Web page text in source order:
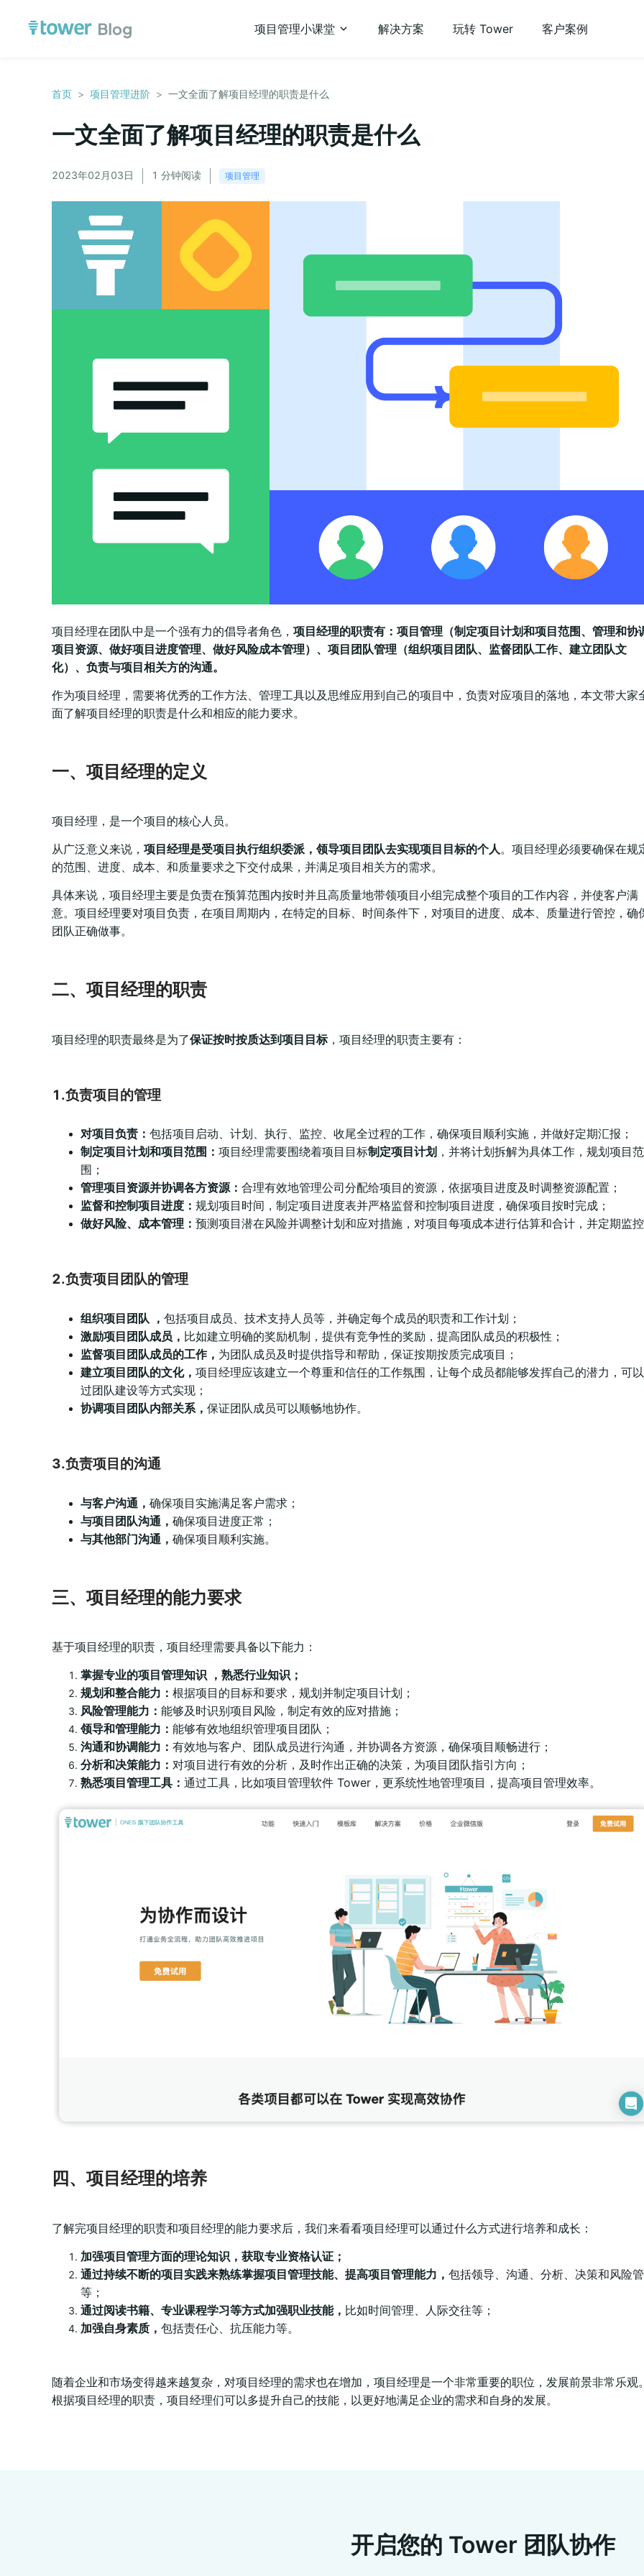
项目管理小课堂 解决方案 玩转 Tower 客户案例
首页 > 项目管理进阶 > 一文全面了解项目经理的职责是什么
一文全面了解项目经理的职责是什么
2023年02月03日 1 分钟阅读 项目管理
项目经理在团队中是一个强有力的倡导者角色， 项目经理的职责有：项目管理（制定项目计划和项目范围、管理和协
项目资源、做好项目进度管理、做好风险成本管理）、项目团队管理（组织项目团队、监督团队工作、建立团队文
化）、负责与项目相关方的沟通。
作为项目经理，需要将优秀的工作方法、管理工具以及思维应用到自己的项目中，负责对应项目的落地，本文带大家
面了解项目经理的职责是什么和相应的能力要求。
一、项目经理的定义
项目经理，是一个项目的核心人员。
从广泛意义来说， 项目经理是受项目执行组织委派，领导项目团队去实现项目目标的个人。项目经理必须要确保在规
的范围、进度、成本、和质量要求之下交付成果，并满足项目相关方的需求。
具体来说，项目经理主要是负责在预算范围内按时并且高质量地带领项目小组完成整个项目的工作内容，并使客户满
意。项目经理要对项目负责，在项目周期内，在特定的目标、时间条件下，对项目的进度、成本、质量进行管控，确
团队正确做事。
二、项目经理的职责
项目经理的职责最终是为了保证按时按质达到项目目标，项目经理的职责主要有：
1.负责项目的管理
对项目负责： 包括项目启动、计划、执行、监控、收尾全过程的工作，确保项目顺利实施，并做好定期汇报；
制定项目计划和项目范围： 项目经理需要围绕着项目目标制定项目计划 ，并将计划拆解为具体工作，规划项目范
围；
管理项目资源并协调各方资源： 合理有效地管理公司分配给项目的资源，依据项目进度及时调整资源配置；
监督和控制项目进度： 规划项目时间，制定项目进度表并严格监督和控制项目进度，确保项目按时完成；
做好风险、成本管理： 预测项目潜在风险并调整计划和应对措施，对项目每项成本进行估算和合计，并定期监
2.负责项目团队的管理
组织项目团队 ， 包括项目成员、技术支持人员等，并确定每个成员的职责和工作计划；
激励项目团队成员， 比如建立明确的奖励机制，提供有竞争性的奖励，提高团队成员的积极性；
监督项目团队成员的工作， 为团队成员及时提供指导和帮助，保证按期按质完成项目；
建立项目团队的文化， 项目经理应该建立一个尊重和信任的工作氛围，让每个成员都能够发挥自己的潜力，可
过团队建设等方式实现；
协调项目团队内部关系， 保证团队成员可以顺畅地协作。
3.负责项目的沟通
与客户沟通， 确保项目实施满足客户需求；
与项目团队沟通， 确保项目进度正常；
与其他部门沟通， 确保项目顺利实施。
三、项目经理的能力要求
基于项目经理的职责，项目经理需要具备以下能力：
掌握专业的项目管理知识 ，熟悉行业知识；
规划和整合能力： 根据项目的目标和要求，规划并制定项目计划；
风险管理能力： 能够及时识别项目风险，制定有效的应对措施；
领导和管理能力： 能够有效地组织管理项目团队；
沟通和协调能力： 有效地与客户、团队成员进行沟通，并协调各方资源，确保项目顺畅进行；
分析和决策能力： 对项目进行有效的分析，及时作出正确的决策，为项目团队指引方向；
熟悉项目管理工具： 通过工具，比如项目管理软件 Tower ，更系统性地管理项目，提高项目管理效率。
四、项目经理的培养
了解完项目经理的职责和项目经理的能力要求后，我们来看看项目经理可以通过什么方式进行培养和成长：
加强项目管理方面的理论知识，获取专业资格认证；
通过持续不断的项目实践来熟练掌握项目管理技能、提高项目管理能力， 包括领导、沟通、分析、决策和风险
等；
通过阅读书籍、专业课程学习等方式加强职业技能， 比如时间管理、人际交往等；
加强自身素质， 包括责任心、抗压能力等。
随着企业和市场变得越来越复杂，对项目经理的需求也在增加，项目经理是一个非常重要的职位，发展前景非常乐观
根据项目经理的职责，项目经理们可以多提升自己的技能，以更好地满足企业的需求和自身的发展。
开启您的 Tower 团队协作